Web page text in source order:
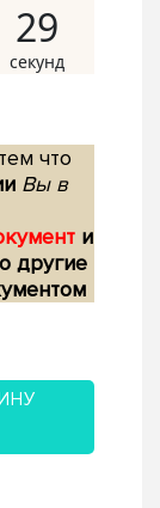
28
что
Вы в
и
другие